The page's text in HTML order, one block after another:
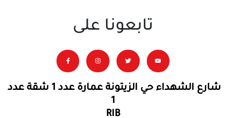
تابعونا على
شارع الشهداء حي الزيتونة عمارة عدد 1 شقة عدد
1
RIB